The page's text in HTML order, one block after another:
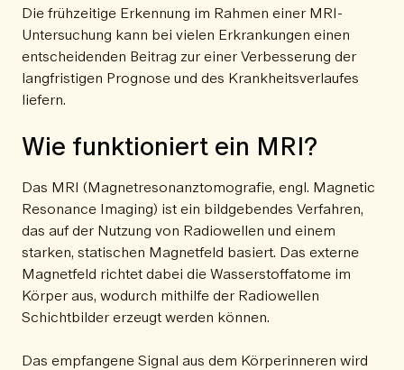
Die frühzeitige Erkennung im Rahmen einer MRI-
Untersuchung kann bei vielen Erkrankungen einen
entscheidenden Beitrag zur einer Verbesserung der
langfristigen Prognose und des Krankheitsverlaufes
liefern.
Wie funktioniert ein MRI?
Das MRI (Magnetresonanztomografie, engl. Magnetic
Resonance Imaging) ist ein bildgebendes Verfahren,
das auf der Nutzung von Radiowellen und einem
starken, statischen Magnetfeld basiert. Das externe
Magnetfeld richtet dabei die Wasserstoffatome im
Körper aus, wodurch mithilfe der Radiowellen
Schichtbilder erzeugt werden können.
Das empfangene Signal aus dem Körperinneren wird